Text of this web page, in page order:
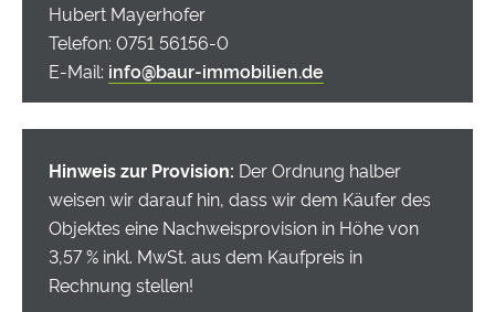
Seit August 2023 ist die Wohnung zuverlässig
vermietet und erzielt derzeit jährliche Mieteinnahmen in
ideal als Kapitalanlage mit stabiler Ertragslage.
Die zentrale Innenstadtlage ermöglicht kurze Wege zu
Einkaufsmöglichkeiten, Gastronomie, Ärzten sowie zu
allen Einrichtungen des täglichen Bedarfs. Auch
öffentliche Verkehrsmittel sind bequem erreichbar.
Hubert Mayerhofer
Telefon: 0751 56156-0
E-Mail: info@baur-immobilien.de
Hinweis zur Provision: Der Ordnung halber
weisen wir darauf hin, dass wir dem Käufer des
Objektes eine Nachweisprovision in Höhe von
3,57 % inkl. MwSt. aus dem Kaufpreis in
Rechnung stellen!